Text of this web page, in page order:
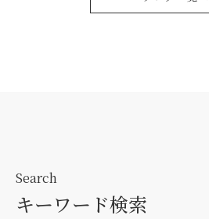
Search
キーワード検索